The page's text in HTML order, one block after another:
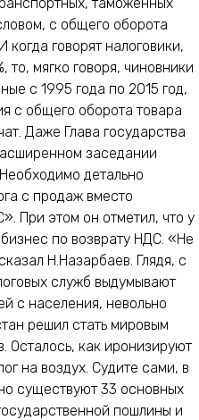
с общего оборота
говорят налоговики,
то, мягко говоря, чиновники
с 1995 года по 2015 год,
с общего оборота товара
Даже Глава государства
заседании
детально
с продаж вместо
При этом он отметил, что у
по возврату НДС. «Не
Н.Назарбаев. Глядя, с
служб выдумывают
с населения, невольно
решил стать мировым
Осталось, как иронизируют
на воздух. Судите сами, в
существуют 33 основных
пошлины и